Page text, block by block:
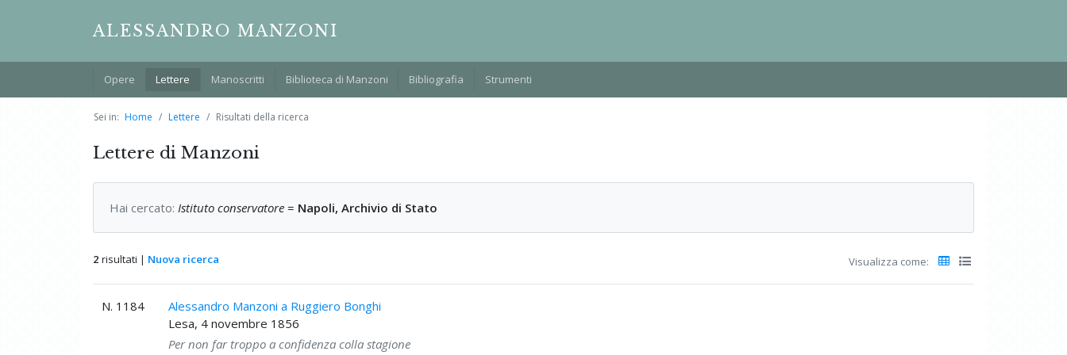
ALESSANDRO MANZONI
Opere Lettere Manoscritti Biblioteca di Manzoni Bibliografia Strumenti
Sei in: Home Lettere Risultati della ricerca
Lettere di Manzoni
Hai cercato: Istituto conservatore = Napoli, Archivio di Stato
2 risultati | Nuova ricerca Visualizza come:
N. 1184
Alessandro Manzoni a Ruggiero Bonghi
Lesa, 4 novembre 1856
Per non far troppo a confidenza colla stagione